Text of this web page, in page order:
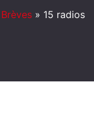
Brèves » 15 radios